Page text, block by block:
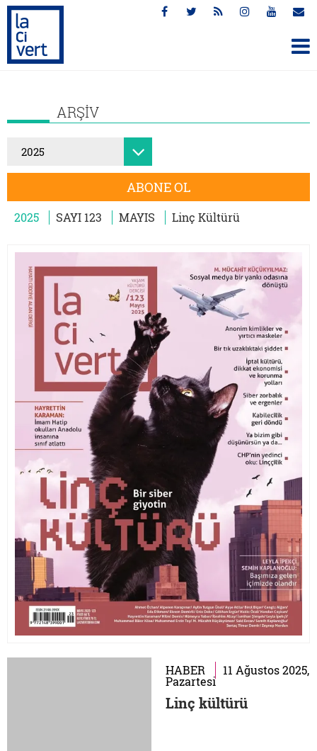
ARŞİV
ABONE OL
2025 SAYI 123 MAYIS Linç Kültürü
HABER 11 Ağustos 2025,
Pazartesi
Linç kültürü